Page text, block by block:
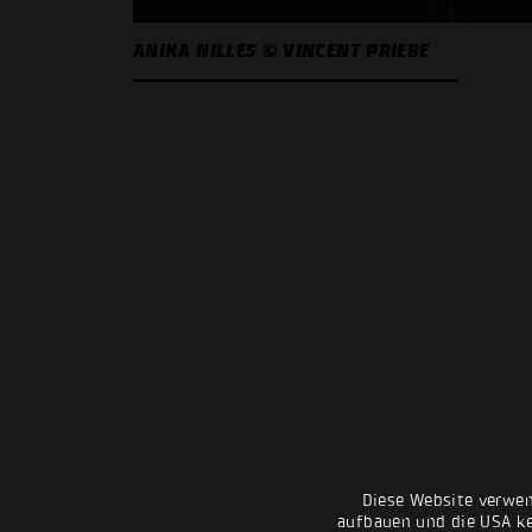
Diese Website
aufbauen und die USA
ANIKA NILLES © VINCENT PRIEBE